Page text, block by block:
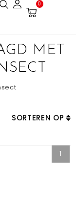
0
MET
SORTEREN OP
1